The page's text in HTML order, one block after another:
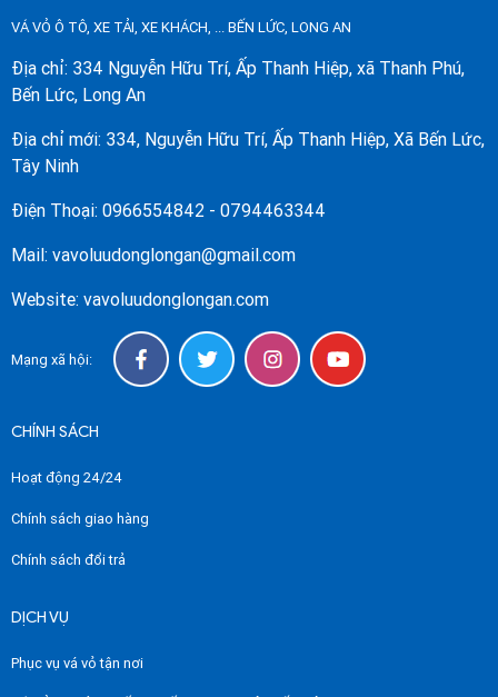
VÁ VỎ Ô TÔ, XE TẢI, XE KHÁCH, ... BẾN LỨC, LONG AN
Địa chỉ: 334 Nguyễn Hữu Trí, Ấp Thanh Hiệp, xã Thanh Phú,
Bến Lức, Long An
Địa chỉ mới: 334, Nguyễn Hữu Trí, Ấp Thanh Hiệp, Xã Bến Lức,
Tây Ninh
Điện Thoại: 0966554842 - 0794463344
Mail: vavoluudonglongan@gmail.com
Website: vavoluudonglongan.com
Mạng xã hội:
CHÍNH SÁCH
Hoạt động 24/24
Chính sách giao hàng
Chính sách đổi trả
DỊCH VỤ
Phục vụ vá vỏ tận nơi